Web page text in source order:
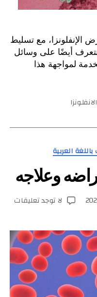
الإنفلونزا، مع تسليط
أيضًا على وسائل
لمواجهة هذا
العربية
وعلاجه
لا توجد تعليقاتعلى